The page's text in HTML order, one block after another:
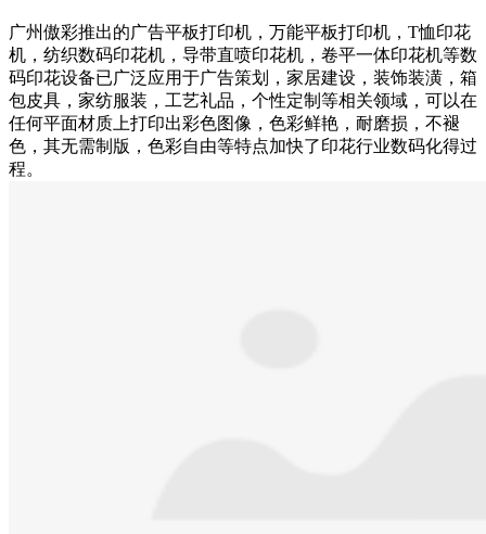
广州傲彩推出的广告平板打印机，万能平板打印机，T恤印花
机，纺织数码印花机，导带直喷印花机，卷平一体印花机等数
码印花设备已广泛应用于广告策划，家居建设，装饰装潢，箱
包皮具，家纺服装，工艺礼品，个性定制等相关领域，可以在
任何平面材质上打印出彩色图像，色彩鲜艳，耐磨损，不褪
色，其无需制版，色彩自由等特点加快了印花行业数码化得过
程。